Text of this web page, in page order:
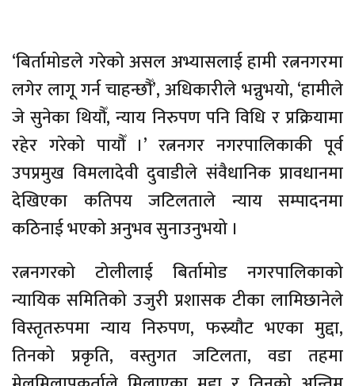
‘बिर्तामोडले गरेको असल अभ्यासलाई हामी रत्ननगरमा
लगेर लागू गर्न चाहन्छौँ’, अधिकारीले भन्नुभयो, ‘हामीले
जे सुनेका थियौँ, न्याय निरुपण पनि विधि र प्रक्रियामा
रहेर गरेको पायौँ ।’ रत्ननगर नगरपालिकाकी पूर्व
उपप्रमुख विमलादेवी दुवाडीले संवैधानिक प्रावधानमा
देखिएका कतिपय जटिलताले न्याय सम्पादनमा
कठिनाई भएको अनुभव सुनाउनुभयो ।
रत्ननगरको टोलीलाई बिर्तामोड नगरपालिकाको
न्यायिक समितिको उजुरी प्रशासक टीका लामिछानेले
विस्तृतरुपमा न्याय निरुपण, फस्र्याैट भएका मुद्दा,
तिनको प्रकृति, वस्तुगत जटिलता, वडा तहमा